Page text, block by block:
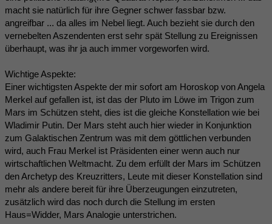
macht sie natürlich für ihre Gegner schwer fassbar bzw.
angreifbar ... da alles im Nebel liegt. Auch bezieht sie durch den
vernebelten Aszendenten erst sehr spät Stellung zu Ereignissen
überhaupt, was ihr ja auch immer vorgeworfen wird.
Wichtige Aspekte:
Einer wichtigsten Aspekte der mir sofort am Horoskop von Angela
Merkel auf gefallen ist, ist das der Pluto im Löwe im Trigon zum
Mars im Schützen steht, dies ist die gleiche Konstellation wie bei
Wladimir Putin. Der Mars steht auch hier wieder in Konjunktion
zum Galaktischen Zentrum was mit dem göttlichen verbunden
wird, auch Frau Merkel ist Präsidenten einer wenn auch nur
wirtschaftlichen Weltmacht. Zu dem erfüllt der Mars im Schützen
den Archetyp des Kreuzritters, Leute mit dieser Konstellation sind
mehr als andere bereit für ihre Überzeugungen einzutreten,
zusätzlich wird das noch durch die Stellung im ersten
Haus=Widder, Mars Analogie unterstrichen.